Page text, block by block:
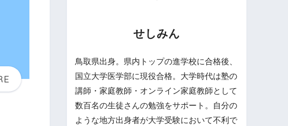
せしみん
鳥取県出身。県内トップの進学校に合格後、
国立大学医学部に現役合格。大学時代は塾の
講師・家庭教師・オンライン家庭教師として
数百名の生徒さんの勉強をサポート。自分の
ような地方出身者が大学受験において不利で